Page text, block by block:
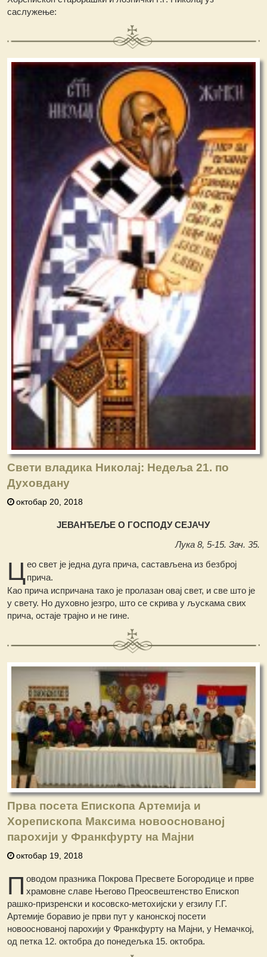
саслужење:
Свети владика Николај: Недеља 21. по
Духовдану
октобар 20, 2018
ЈЕВАНЂЕЉЕ О ГОСПОДУ СЕЈАЧУ
Лука 8, 5-15. Зач. 35.
Цео свет је једна дуга прича, састављена из безброј
прича.
Као прича испричана тако је пролазан овај свет, и све што је
у свету. Но духовно језгро, што се скрива у љускама свих
прича, остаје трајно и не гине.
Прва посета Епископа Артемија и
Хорепископа Максима новооснованој
парохији у Франкфурту на Мајни
октобар 19, 2018
П оводом празника Покрова Пресвете Богородице и прве
храмовне славе Његово Преосвештенство Епископ
рашко-призренски и косовско-метохијски у егзилу Г.Г.
Артемије боравио је први пут у канонској посети
новооснованој парохији у Франкфурту на Мајни, у Немачкој,
од петка 12. октобра до понедељка 15. октобра.